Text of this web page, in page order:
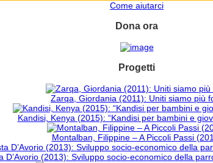
Come aiutarci
Dona ora
Progetti
Zarqa, Giordania (2011): Uniti siamo più
Kandisi, Kenya (2015): “Kandisi per bambini e
Montalban, Filippine – A Piccoli Passi
D’Avorio (2013): Sviluppo socio-economico della